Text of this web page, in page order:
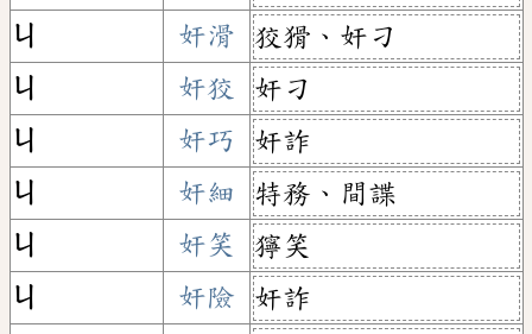
ㄐ
奸滑
狡猾、奸刁
ㄐ
奸狡
奸刁
ㄐ
奸巧
奸詐
ㄐ
奸細
特務、間諜
ㄐ
奸笑
獰笑
ㄐ
奸險 奸詐